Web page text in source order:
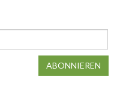
ABONNIEREN